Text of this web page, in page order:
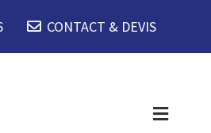
CONTACT & DEVIS